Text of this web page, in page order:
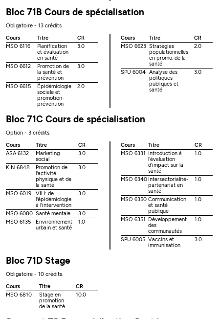
Bloc 71B Cours de spécialisation
Obligatoire - 13 crédits.
Cours
Titre
CR
MSO 6116
Planification
et évaluation
en santé
3.0
MSO 6612
Promotion de
la santé et
prévention
3.0
MSO 6615
Épidémiologie
sociale et
promotion-
prévention
2.0
Cours Titre
CR
MSO 6623 Stratégies
populationnelles
en promo. de la
santé
2.0
SPU 6004 Analyse des
politiques
publiques et
santé
3.0
Bloc 71C Cours de spécialisation
Option - 3 crédits.
Cours
Titre
CR
ASA 6132
Marketing
social
3.0
KIN 6848
Promotion de
l'activité
physique et de
la santé
3.0
MSO 6019
VIH: de
l'épidémiologie
à l'intervention
3.0
MSO 6080 Santé mentale
3.0
MSO 6135
Environnement
urbain et santé
1.0
Cours Titre
CR
MSO 6331
Introduction à
l'évaluation
d'impact sur la
santé
1.0
MSO 6340 Intersectorialité-
partenariat en
santé
1.0
MSO 6350 Communication
et santé
publique
1.0
MSO 6351
Développement
des
communautés
1.0
SPU 6005 Vaccins et
immunisation
3.0
Bloc 71D Stage
Obligatoire - 10 crédits.
Cours
Titre
CR
MSO 6810
Stage en
promotion
de la santé
10.0